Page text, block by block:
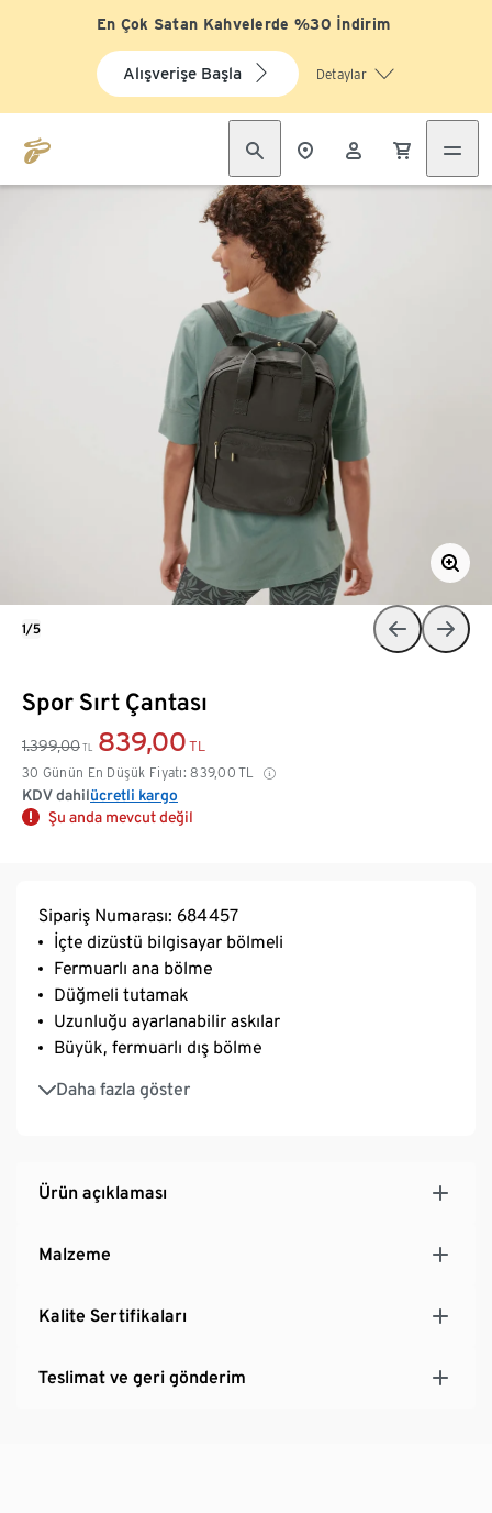
En Çok Satan Kahvelerde %30 İndirim
Alışverişe Başla Detaylar
Spor Sırt Çantası
1.399,00 TL 839,00 TL
30 Günün En Düşük Fiyatı: 839,00 TL
KDV dahilücretli kargo
Şu anda mevcut değil
1/5
Sipariş Numarası: 684457
İçte dizüstü bilgisayar bölmeli
Fermuarlı ana bölme
Düğmeli tutamak
Uzunluğu ayarlanabilir askılar
Büyük, fermuarlı dış bölme
Daha fazla göster
Hacmi yakl. 10 litre
Ürün açıklaması
Malzeme
Kalite Sertifikaları
Teslimat ve geri gönderim